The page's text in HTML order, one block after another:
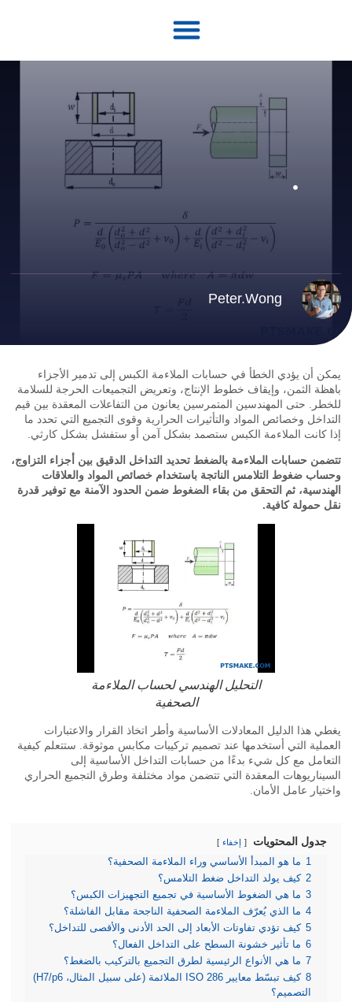
Peter.Wong
أن يؤدي الخطأ في حسابات الملاءمة الكبس إلى تدمير الأجزاء
الثمن، وإيقاف خطوط الإنتاج، وتعريض التجميعات الحرجة للسلامة
حتى المهندسين المتمرسين يعانون من التفاعلات المعقدة بين قيم
وخصائص المواد والتأثيرات الحرارية وقوى التجميع التي تحدد ما
كانت الملاءمة الكبس ستصمد بشكل آمن أو ستفشل بشكل كارثي.
حسابات الملاءمة بالضغط تحديد التداخل الدقيق بين أجزاء التزاوج،
ضغوط التلامس الناتجة باستخدام خصائص المواد والعلاقات
ثم التحقق من بقاء الضغوط ضمن الحدود الآمنة مع توفير قدرة
حمولة كافية.
التحليل الهندسي لحساب الملاءمة
الصحفية
هذا الدليل المعادلات الأساسية وأطر اتخاذ القرار والاعتبارات
التي أستخدمها عند تصميم تركيبات مكابس موثوقة. ستتعلم كيفية
مع كل شيء بدءًا من حسابات التداخل الأساسية إلى
المعقدة التي تتضمن مواد مختلفة وطرق التجميع الحراري
عامل الأمان.
جدول المحتويات إخفاء
ما هو المبدأ الأساسي وراء الملاءمة الصحفية؟
كيف يولد التداخل ضغط التلامس؟
ما هي الضغوط الأساسية في تجميع التجهيزات الكبس؟
ما الذي يُعرّف الملاءمة الصحفية الناجحة مقابل الفاشلة؟
كيف تؤدي تفاوتات الأبعاد إلى الحد الأدنى والأقصى للتداخل؟
ما تأثير خشونة السطح على التداخل الفعال؟
ما هي الأنواع الرئيسية لطرق التجميع بالتركيب بالضغط؟
كيف تبسّط معايير ISO 286 الملائمة (على سبيل المثال، H7/p6)
التصميم؟